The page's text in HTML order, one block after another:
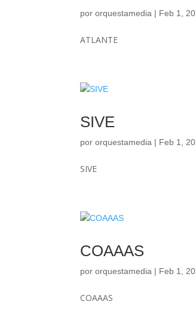
pororquestamedia | Feb 1,
ATLANTE
SIVE
pororquestamedia | Feb 1,
SIVE
COAAAS
pororquestamedia | Feb 1,
COAAAS